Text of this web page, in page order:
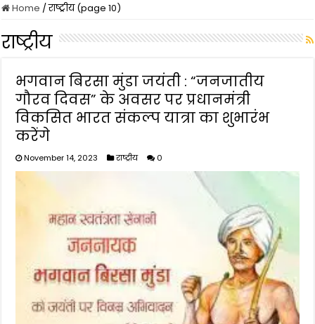
Home /राष्ट्रीय (page 10)
राष्ट्रीय
भगवान बिरसा मुंडा जयंती : “जनजातीय
गौरव दिवस” के अवसर पर प्रधानमंत्री
विकसित भारत संकल्प यात्रा का शुभारंभ
करेंगे
November 14, 2023 राष्ट्रीय 0